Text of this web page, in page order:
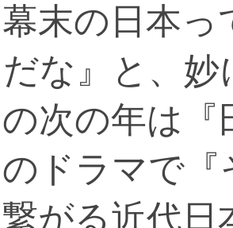
末の日本
な』と、
次の年は
ドラマで
がる近代